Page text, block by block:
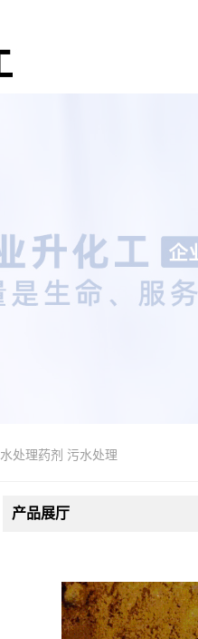
水处理药剂 污水处理
产品展厅